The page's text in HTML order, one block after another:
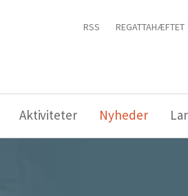
RSS REGATTAHÆFTET
Aktiviteter Nyheder